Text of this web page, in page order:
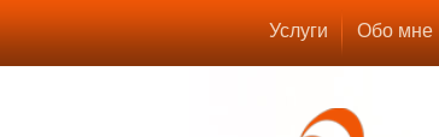
Услуги Обо мне